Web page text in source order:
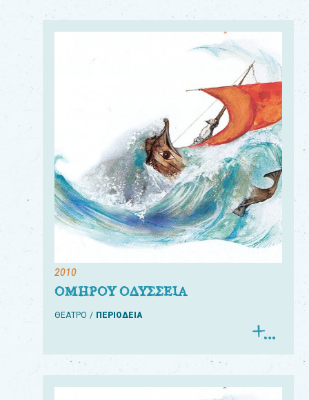
2010
ΟΜΗΡΟΥ ΟΔΥΣΣΕΙΑ
ΘΕΑΤΡΟ ΠΕΡΙΟΔΕΙΑ